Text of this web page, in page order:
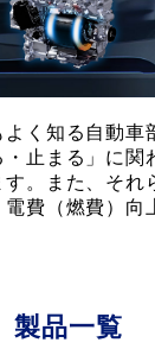
く知る自動車
止まる」に関
。また、それ
費（燃費）向
製品一覧